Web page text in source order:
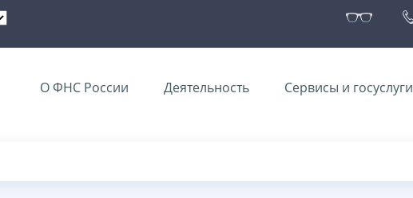
О ФНС России Деятельность Сервисы и госуслуги